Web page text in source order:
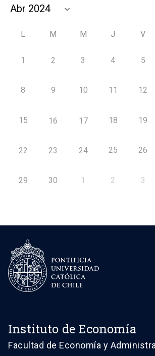
L M M J V
1 2 3 4 5
8 9 10 11 12
15 16 17 18 19
22 23 24 25 26
29 30 1 2 3
Instituto de Economía
Facultad de Economía y